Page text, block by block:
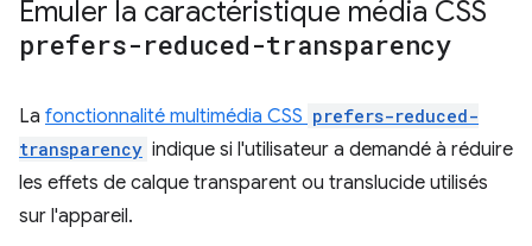
Émuler la caractéristique média CSS
prefers-reduced-transparency
La fonctionnalité multimédia CSS prefers-reduced-
transparency indique si l'utilisateur a demandé à réduire
les effets de calque transparent ou translucide utilisés
sur l'appareil.